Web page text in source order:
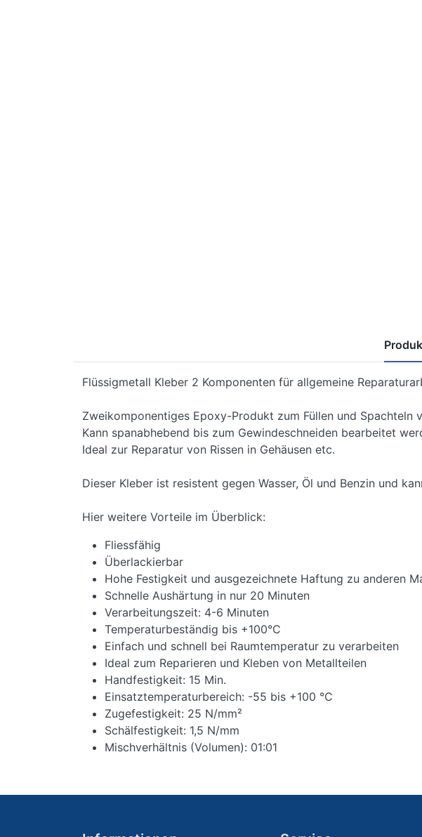
Flüssigmetall Kleber 2 Komponenten für allgemeine
Zweikomponentiges Epoxy-Produkt zum Füllen und Spachteln
Kann spanabhebend bis zum Gewindeschneiden bearbeitet
Ideal zur Reparatur von Rissen in Gehäusen etc.
Dieser Kleber ist resistent gegen Wasser, Öl und Benzin und
Hier weitere Vorteile im Überblick:
Fliessfähig
Überlackierbar
Hohe Festigkeit und ausgezeichnete Haftung zu anderen
Schnelle Aushärtung in nur 20 Minuten
Verarbeitungszeit: 4-6 Minuten
Temperaturbeständig bis +100°C
Einfach und schnell bei Raumtemperatur zu verarbeiten
Ideal zum Reparieren und Kleben von Metallteilen
Handfestigkeit: 15 Min.
Einsatztemperaturbereich: -55 bis +100 °C
Zugefestigkeit: 25 N/mm²
Schälfestigkeit: 1,5 N/mm
Mischverhältnis (Volumen): 01:01